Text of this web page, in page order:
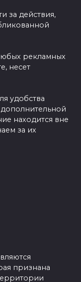
за действия,
рекламных
несет
удобства
находится вне
за их
признана